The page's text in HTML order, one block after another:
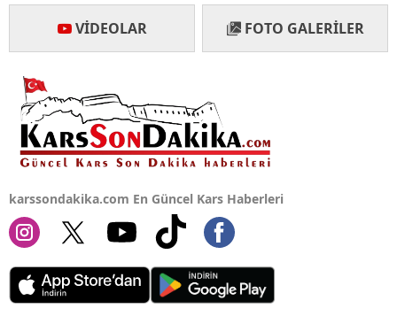
VIDEOLAR FOTO GALERILER
karssondakika.com En Güncel Kars Haberleri